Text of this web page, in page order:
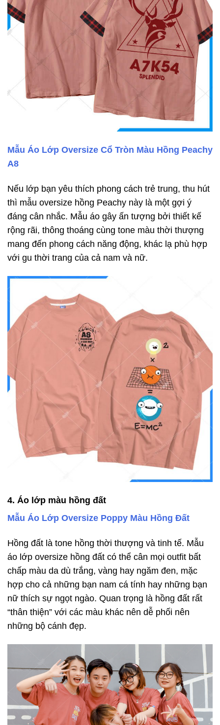
Mẫu Áo Lớp Oversize Cổ Tròn Màu Hồng Peachy
A8
Nếu lớp bạn yêu thích phong cách trẻ trung, thu hút
thì mẫu oversize hồng Peachy này là một gợi ý
đáng cân nhắc. Mẫu áo gây ấn tượng bởi thiết kế
rộng rãi, thông thoáng cùng tone màu thời thượng
mang đến phong cách năng động, khác lạ phù hợp
với gu thời trang của cả nam và nữ.
4. Áo lớp màu hồng đất
Mẫu Áo Lớp Oversize Poppy Màu Hồng Đất
Hồng đất là tone hồng thời thượng và tinh tế. Mẫu
áo lớp oversize hồng đất có thể cân mọi outfit bất
chấp màu da dù trắng, vàng hay ngăm đen, mặc
hợp cho cả những bạn nam cá tính hay những bạn
nữ thích sự ngọt ngào. Quan trọng là hồng đất rất
“thân thiện” với các màu khác nên dễ phối nên
những bộ cánh đẹp.